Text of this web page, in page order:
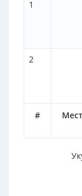
#
1
2